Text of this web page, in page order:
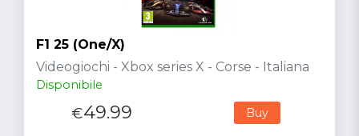
F1 25 (One/X)
Videogiochi - Xbox series X - Corse - Italiana
Disponibile
€49.99 Buy